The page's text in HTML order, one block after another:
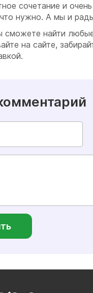
сочетание и
нужно. А мы и
сможете найти
на сайте,